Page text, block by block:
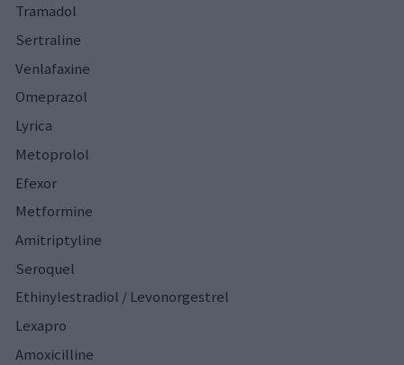
Tramadol
Sertraline
Venlafaxine
Omeprazol
Lyrica
Metoprolol
Efexor
Metformine
Amitriptyline
Seroquel
Ethinylestradiol / Levonorgestrel
Lexapro
Amoxicilline